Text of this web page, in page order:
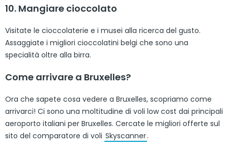
10. Mangiare cioccolato
Visitate le cioccolaterie e i musei alla ricerca del gusto.
Assaggiate i migliori cioccolatini belgi che sono una
specialità oltre alla birra.
Come arrivare a Bruxelles?
Ora che sapete cosa vedere a Bruxelles, scopriamo come
arrivarci! Ci sono una moltitudine di voli low cost dai principali
aeroporto italiani per Bruxelles. Cercate le migliori offerte sul
sito del comparatore di voli Skyscanner.